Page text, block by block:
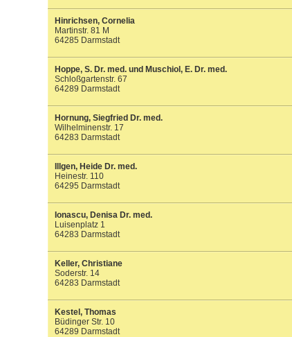
Hinrichsen, Cornelia
Martinstr. 81 M
64285 Darmstadt
Hoppe, S. Dr. med. und Muschiol, E. Dr. med.
Schloßgartenstr. 67
64289 Darmstadt
Hornung, Siegfried Dr. med.
Wilhelminenstr. 17
64283 Darmstadt
Illgen, Heide Dr. med.
Heinestr. 110
64295 Darmstadt
Ionascu, Denisa Dr. med.
Luisenplatz 1
64283 Darmstadt
Keller, Christiane
Soderstr. 14
64283 Darmstadt
Kestel, Thomas
Büdinger Str. 10
64289 Darmstadt